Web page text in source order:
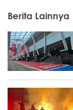
Berita Lainnya